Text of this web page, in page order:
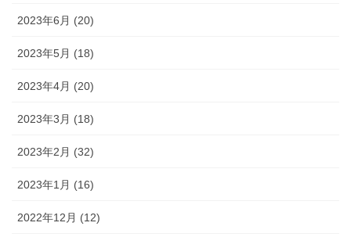
2023年6月 (20)
2023年5月 (18)
2023年4月 (20)
2023年3月 (18)
2023年2月 (32)
2023年1月 (16)
2022年12月 (12)